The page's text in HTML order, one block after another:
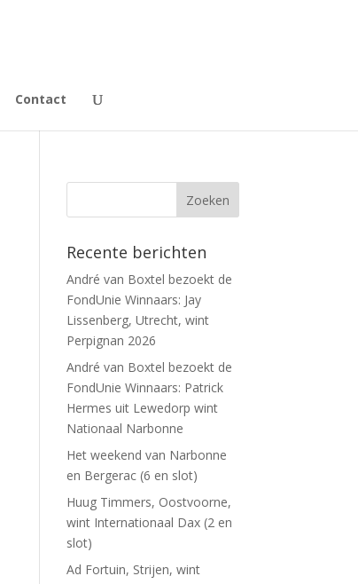
Contact
Recente berichten
André van Boxtel bezoekt de
FondUnie Winnaars: Jay
Lissenberg, Utrecht, wint
Perpignan 2026
André van Boxtel bezoekt de
FondUnie Winnaars: Patrick
Hermes uit Lewedorp wint
Nationaal Narbonne
Het weekend van Narbonne
en Bergerac (6 en slot)
Huug Timmers, Oostvoorne,
wint Internationaal Dax (2 en
slot)
Ad Fortuin, Strijen, wint